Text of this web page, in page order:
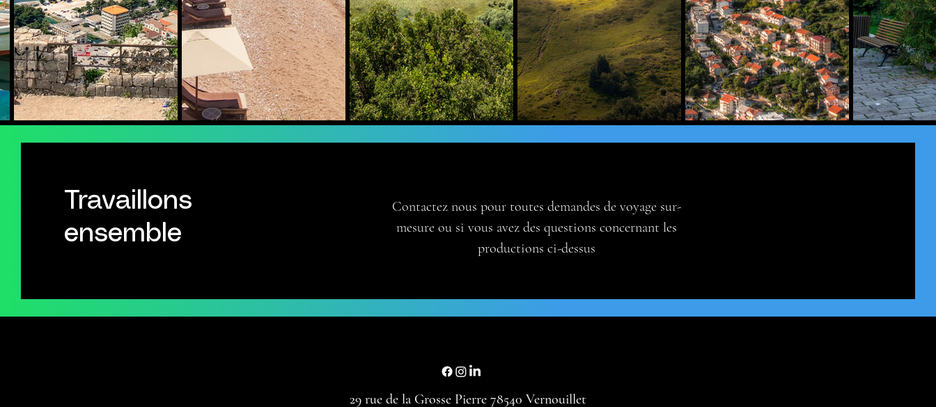
Travaillons
ensemble
Contactez nous pour toutes demandes de voyage sur-
mesure ou si vous avez des questions concernant les
productions ci-dessus
29 rue de la Grosse Pierre 78540 Vernouillet